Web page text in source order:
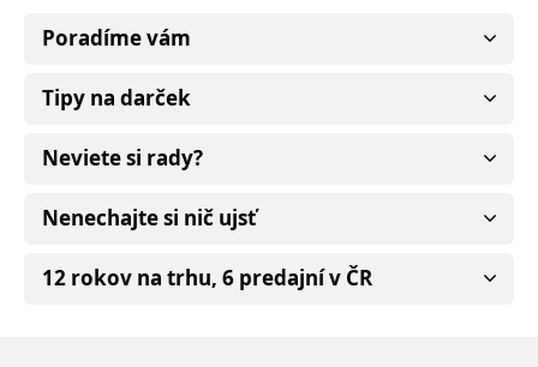
Poradíme vám
Tipy na darček
Neviete si rady?
Nenechajte si nič ujsť
12 rokov na trhu, 6 predajní v ČR